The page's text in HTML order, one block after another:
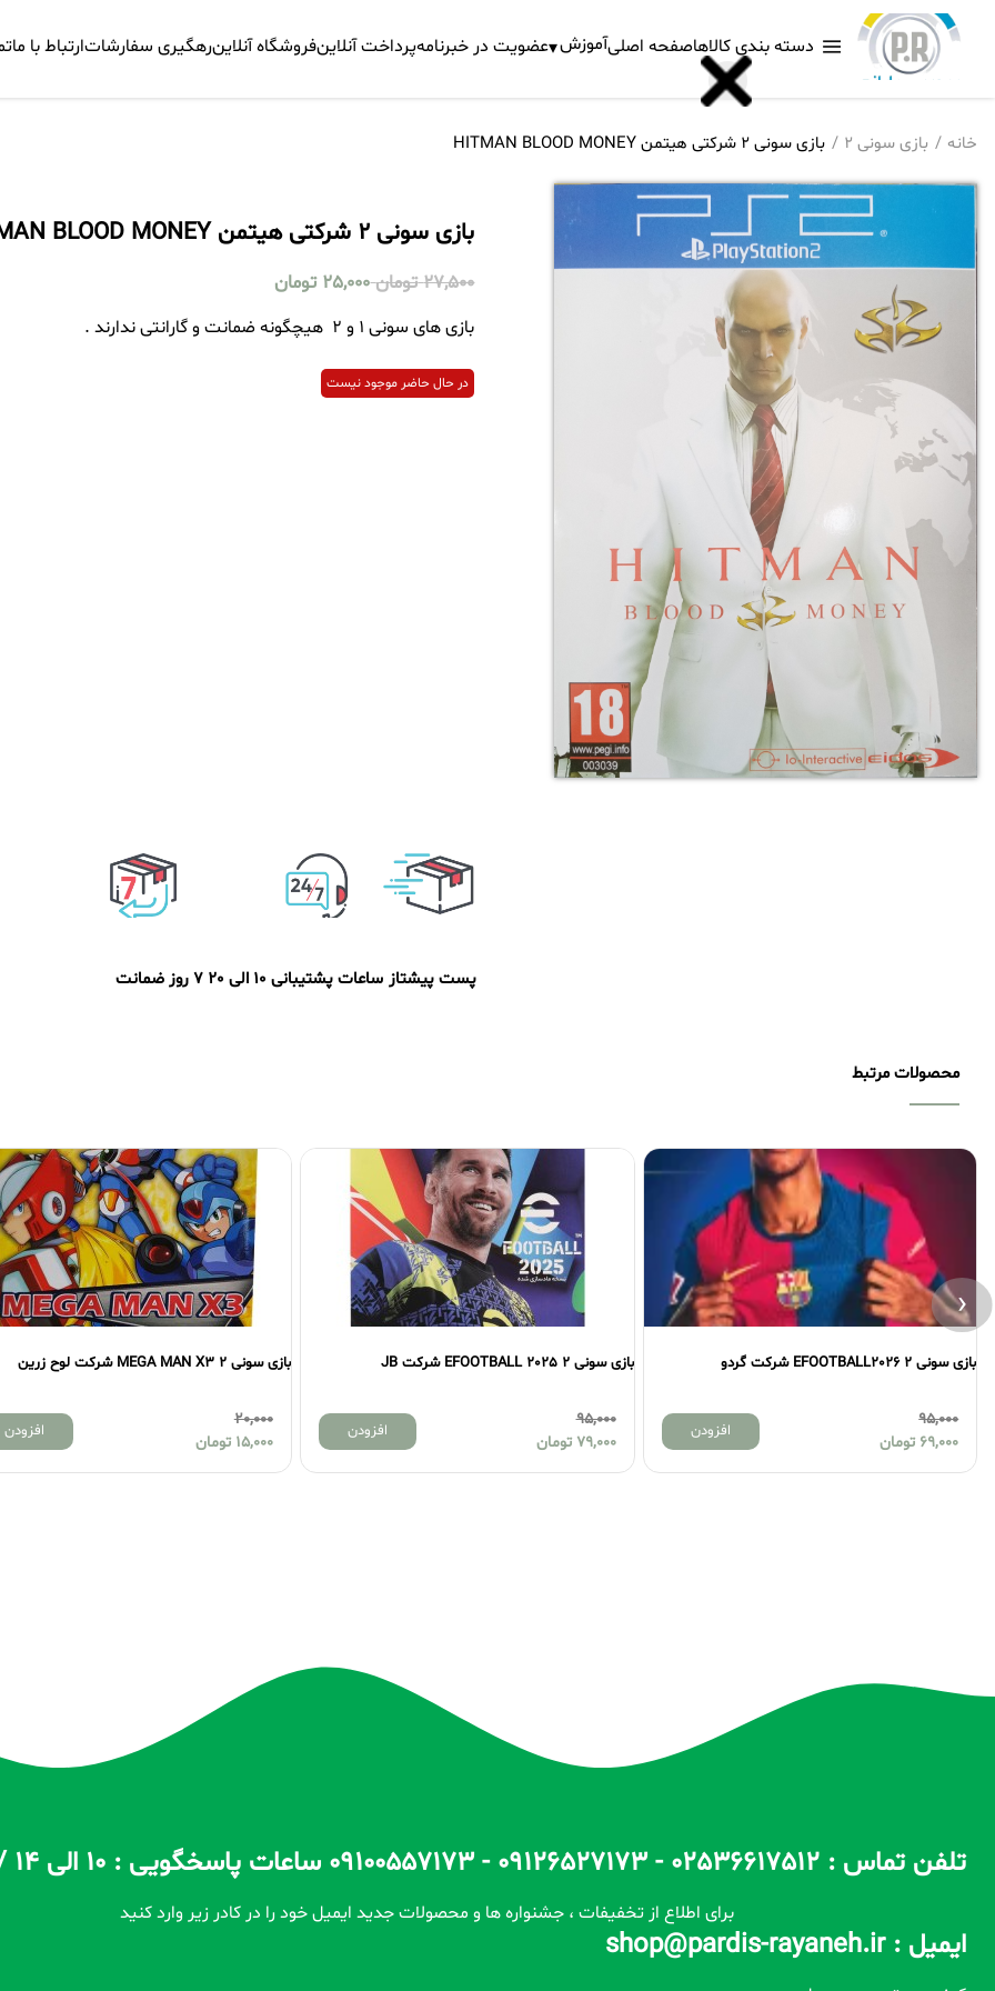
دسته بندی کالاهاصفحه اصلیآموزش عضویت در خبرنامهپرداخت آنلاینفروشگاه آنلاینرهگیری سفارشاتارتباط با ما
خانه بازی سونی 2 بازی سونی 2 شرکتی هیتمن HITMAN BLOOD MONEY
بازی سونی 2 شرکتی هیتمن HITMAN BLOOD MONEY
27,500 تومان 25,000 تومان
بازی های سونی 1 و 2 هیچگونه ضمانت و گارانتی ندارند .
در حال حاضر موجود نیست
پست پیشتاز ساعات پشتیبانی 10 الی 20 7 روز ضمانت
محصولات مرتبط
بازی سونی 2 EFOOTBALL 2025 شرکت JB
95,000
79,000 تومان
افزودن
بازی سونی 2 MEGA MAN X3 شرکت لوح زرین
20,000
15,000 تومان
افزودن
بازی سونی 2 NARUTO2 شرکت لوح زرین
15,000
12,000 تومان
‹
تلفن تماس : 02536617512 - 09126527173 - 09100557173 ساعات پاسخگویی : 10 الی 14 / 17 الی 22
برای اطلاع از تخفیفات ، جشنواره ها و محصولات جدید ایمیل خود را در کادر زیر وارد کنید
ایمیل : shop@pardis-rayaneh.ir